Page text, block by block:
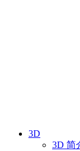
3D
3D 简